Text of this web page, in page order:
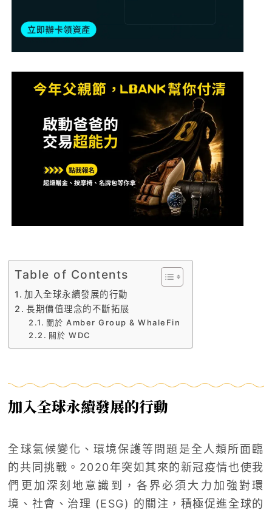
Table of Contents
加入全球永續發展的行動
長期價值理念的不斷拓展
關於 Amber Group & WhaleFin
關於 WDC
加入全球永續發展的行動
全球氣候變化、環境保護等問題是全人類所面臨
的共同挑戰。2020年突如其來的新冠疫情也使我
們更加深刻地意識到，各界必須大力加強對環
境、社會、治理 (ESG) 的關注，積極促進全球的